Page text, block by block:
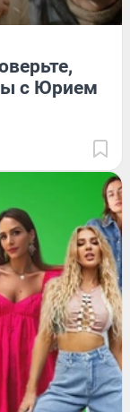
с Юрием